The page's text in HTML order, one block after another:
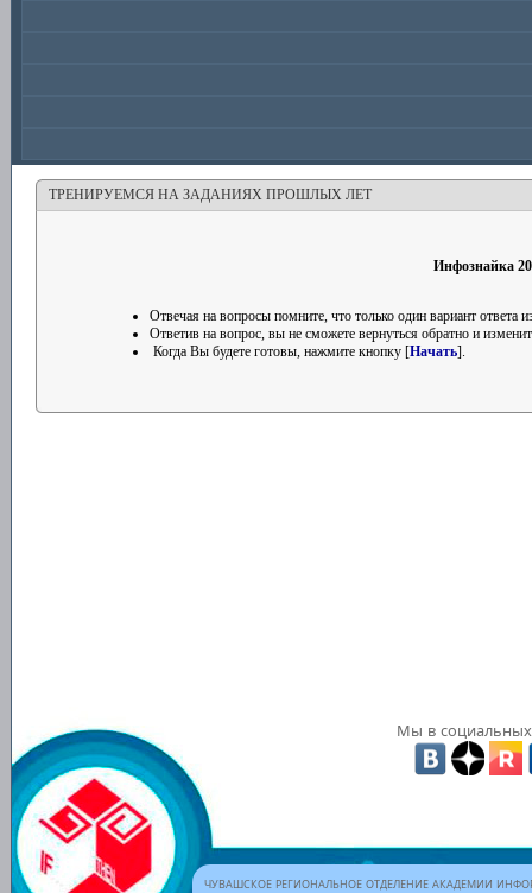
ТРЕНИРУЕМСЯ НА ЗАДАНИЯХ ПРОШЛЫХ ЛЕТ
Инфознайка
Отвечая на вопросы помните, что только один вариант ответа
Ответив на вопрос, вы не сможете вернуться обратно и
Когда Вы будете готовы, нажмите кнопку [Начать].
Мы в социальных
ЧУВАШСКОЕ РЕГИОНАЛЬНОЕ ОТДЕЛЕНИЕ АКАДЕМИИ